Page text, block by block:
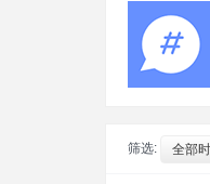
筛选: 全部